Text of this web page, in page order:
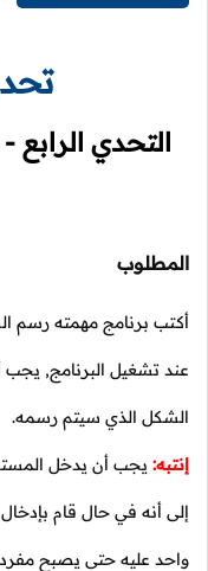
التحدي الرابع
المطلوب
أكتب برنامج مهمته رسم
عند تشغيل البرنامج,
الشكل الذي سيتم رسمه.
إنتبه: يجب أن يدخل
إلى أنه في حال قام
واحد عليه حتى يصبح